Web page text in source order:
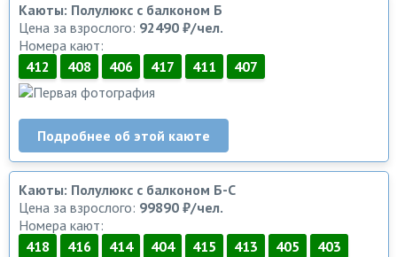
Каюты: Полулюкс с балконом Б
Цена за взрослого: 92490 ₽/чел.
Номера кают:
412
408 406 417 411 407
Подробнее об этой каюте
Каюты: Полулюкс с балконом Б-С
Цена за взрослого: 99890 ₽/чел.
Номера кают:
418
416 414 404 415 413 405
403